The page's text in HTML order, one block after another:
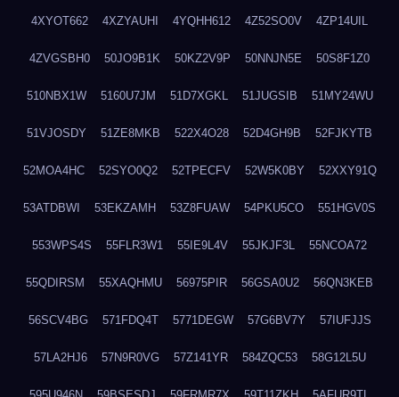
4XYOT662 4XZYAUHI 4YQHH612 4Z52SO0V 4ZP14UIL
4ZVGSBH0 50JO9B1K 50KZ2V9P 50NNJN5E 50S8F1Z0
510NBX1W 5160U7JM 51D7XGKL 51JUGSIB 51MY24WU
51VJOSDY 51ZE8MKB 522X4O28 52D4GH9B 52FJKYTB
52MOA4HC 52SYO0Q2 52TPECFV 52W5K0BY 52XXY91Q
53ATDBWI 53EKZAMH 53Z8FUAW 54PKU5CO 551HGV0S
553WPS4S 55FLR3W1 55IE9L4V 55JKJF3L 55NCOA72
55QDIRSM 55XAQHMU 56975PIR 56GSA0U2 56QN3KEB
56SCV4BG 571FDQ4T 5771DEGW 57G6BV7Y 57IUFJJS
57LA2HJ6 57N9R0VG 57Z141YR 584ZQC53 58G12L5U